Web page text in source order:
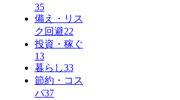
35
備え・リス
ク回避22
投資・稼ぐ
13
暮らし33
節約・コス
パ37